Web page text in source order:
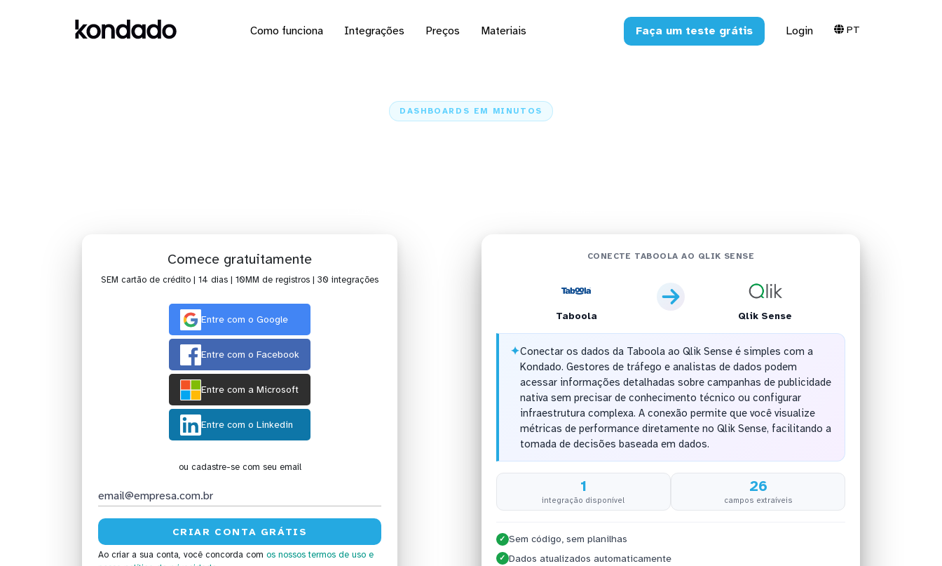
Como funciona Integrações Preços Materiais Faça um teste grátis Login PT
DASHBOARDS EM MINUTOS
Comece gratuitamente
SEM cartão de crédito | 14 dias | 10MM de registros | 30 integrações
Entre com o Google
Entre com o Facebook
Entre com a Microsoft
Entre com o Linkedin
ou cadastre-se com seu email
Ao criar a sua conta, você concorda com os nossos termos de uso e
CONECTE TABOOLA AO QLIK SENSE
Taboola Qlik Sense
✦Conectar os dados da Taboola ao Qlik Sense é simples com a
Kondado. Gestores de tráfego e analistas de dados podem
acessar informações detalhadas sobre campanhas de publicidade
nativa sem precisar de conhecimento técnico ou configurar
infraestrutura complexa. A conexão permite que você visualize
métricas de performance diretamente no Qlik Sense, facilitando a
tomada de decisões baseada em dados.
1
integração disponível
26
campos extraíveis
✓ Sem código, sem planilhas
✓ Dados atualizados automaticamente